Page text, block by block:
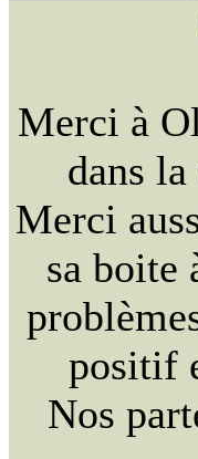
Merci à
dans
Merci
sa boite
positif
Nos